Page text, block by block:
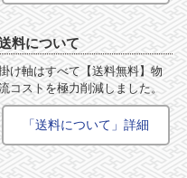
料について
け軸はすべて【送料無料】物
コストを極力削減しました。
「送料について」詳細